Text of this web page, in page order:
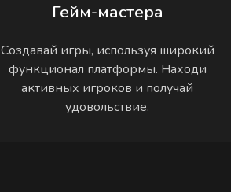
Гейм-мастера
Создавай игры, используя широкий
функционал платформы. Находи
активных игроков и получай
удовольствие.